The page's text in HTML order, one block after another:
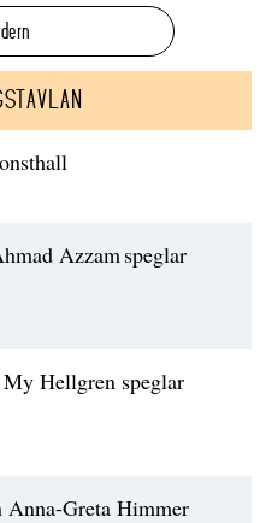
Azzam speglar
Hellgren speglar
Anna-Greta Himmer